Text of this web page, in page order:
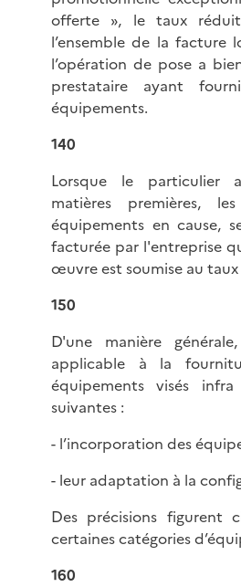
offerte », le taux
l’ensemble de la facture
l’opération de pose a
prestataire ayant
équipements.
140
Lorsque le particulier
matières premières,
équipements en cause,
facturée par l'entreprise
œuvre est soumise au
150
D'une manière
applicable à la
équipements visés
suivantes :
- l’incorporation des
- leur adaptation à la
Des précisions figurent
certaines catégories
160